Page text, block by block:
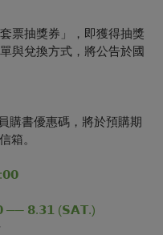
票抽獎券」，即獲得抽獎
與兌換方式，將公告於國
購書優惠碼，將於預購期
箱。
── 𝟴.𝟯𝟭 (𝗦𝗔𝗧.)